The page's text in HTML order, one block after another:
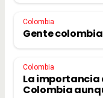
Colombia
Gente
Colombia
La importancia
Colombia